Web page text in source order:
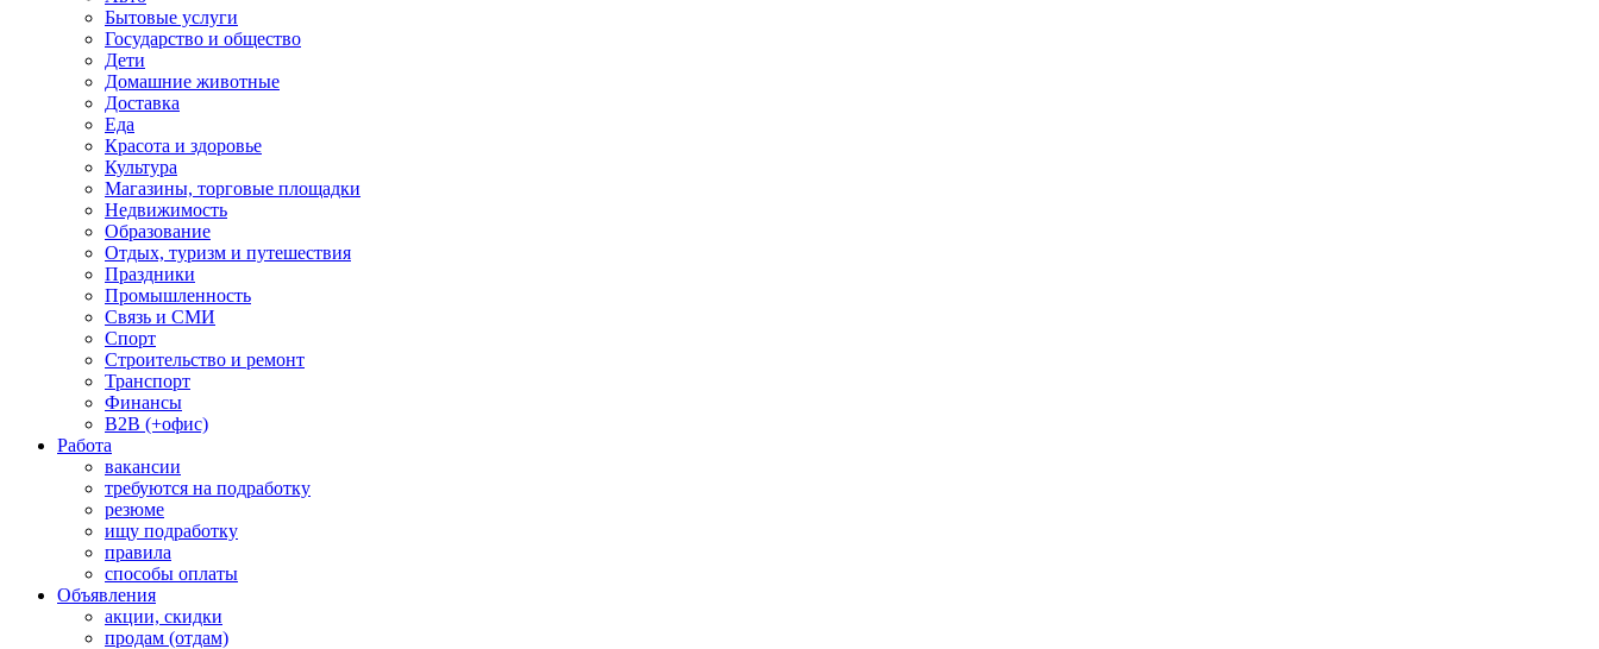
Бытовые услуги
Государство и общество
Дети
Домашние животные
Доставка
Еда
Красота и здоровье
Культура
Магазины, торговые площадки
Недвижимость
Образование
Отдых, туризм и путешествия
Праздники
Промышленность
Связь и СМИ
Спорт
Строительство и ремонт
Транспорт
Финансы
B2B (+офис)
Работа
вакансии
требуются на подработку
резюме
ищу подработку
правила
способы оплаты
Объявления
акции, скидки
продам (отдам)